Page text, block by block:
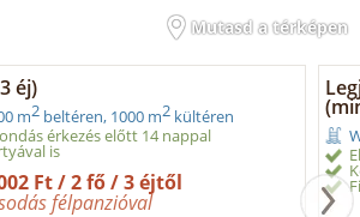
Mutasd a térképen
éj)
m2 beltéren, 1000 m2 kültéren
érkezés előtt 14 nappal
is
Ft / 2 fő / 3 éjtől
félpanzióval